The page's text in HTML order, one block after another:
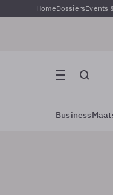
HomeDossiersEvents
Business